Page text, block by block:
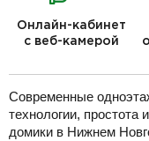
Онлайн-кабинет
с веб-камерой
Современные
технологии,
домики в Нижнем